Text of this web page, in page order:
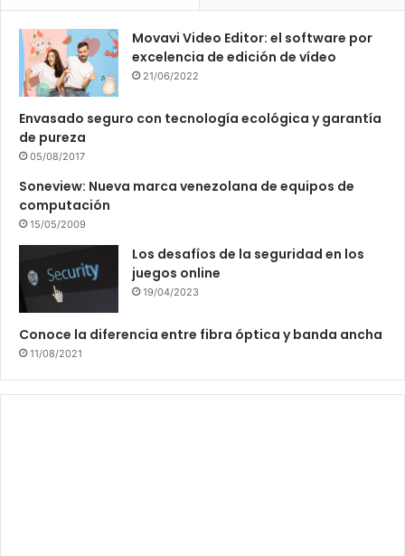
Movavi Video Editor: el software por
excelencia de edición de vídeo
21/06/2022
Envasado seguro con tecnología ecológica y garantía
de pureza
05/08/2017
Soneview: Nueva marca venezolana de equipos de
computación
15/05/2009
Los desafíos de la seguridad en los
juegos online
19/04/2023
Conoce la diferencia entre fibra óptica y banda ancha
11/08/2021